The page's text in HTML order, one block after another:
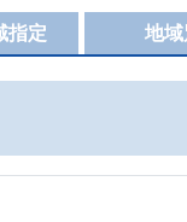
地
指定